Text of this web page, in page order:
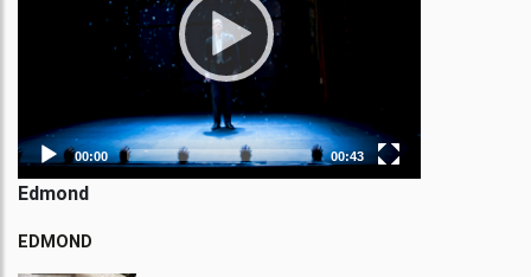
00:00 00:43
Edmond
EDMOND